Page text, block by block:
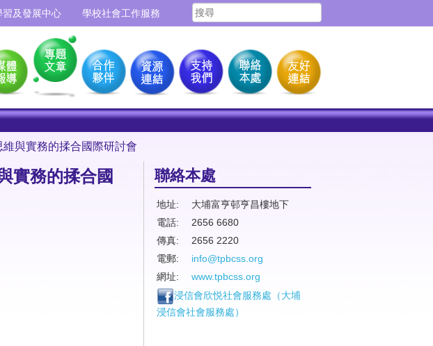
習及發展中心 學校社會工作服務
與實務的揉合國際研討會
實務的揉合國
聯絡本處
地址:
大埔富亨邨亨昌樓地下
電話:
2656 6680
傳真:
2656 2220
電郵:
info@tpbcss.org
網址:
www.tpbcss.org
浸信會欣悦社會服務處（大埔
浸信會社會服務處）